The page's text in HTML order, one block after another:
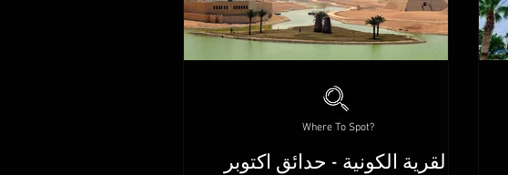
القرية الكونية - حدائق اكتوبر
Where To Spot?